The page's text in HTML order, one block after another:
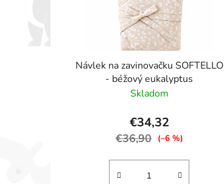
Návlek na zavinovačku SOFTELLO
- béžový eukalyptus
Skladom
€34,32
€36,90 (–6 %)